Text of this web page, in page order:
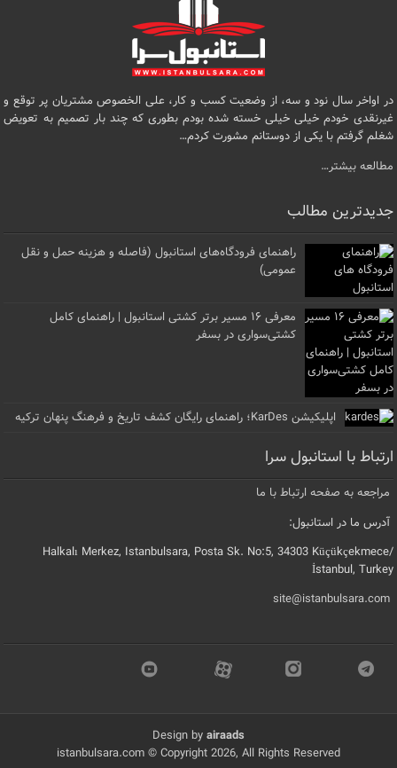
در اواخر سال نود و سه، از وضعیت کسب و کار، علی الخصوص مشتریان پر توقع و
غیرنقدی خودم خیلی خیلی خسته شده بودم بطوری که چند بار تصمیم به تعویض
شغلم گرفتم با یکی از دوستانم مشورت کردم…
مطالعه بیشتر…
جدیدترین مطالب
راهنمای فرودگاه‌های استانبول (فاصله و هزینه حمل و نقل
عمومی)
معرفی ۱۶ مسیر برتر کشتی استانبول | راهنمای کامل
کشتی‌سواری در بسفر
اپلیکیشن KarDes؛ راهنمای رایگان کشف تاریخ و فرهنگ پنهان ترکیه
ارتباط با استانبول سرا
مراجعه به صفحه ارتباط با ما
آدرس ما در استانبول:
Halkalı Merkez, Istanbulsara, Posta Sk. No:5, 34303 Küçükçekmece/
İstanbul, Turkey
site@istanbulsara.com
Design byairaads
istanbulsara.com © Copyright 2026, All Rights Reserved